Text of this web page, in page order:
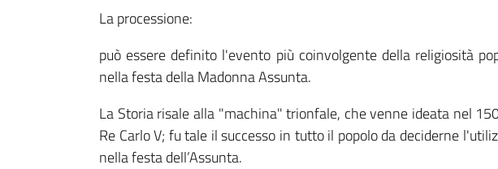
La processione:
può essere definito l'evento più coinvolgente della religiosità
nella festa della Madonna Assunta.
La Storia risale alla "machina" trionfale, che venne ideata nel
Re Carlo V; fu tale il successo in tutto il popolo da deciderne
nella festa dell’Assunta.